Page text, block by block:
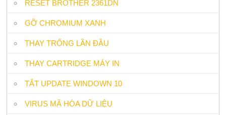
RESET BROTHER 2361DN
GỠ CHROMIUM XANH
THAY TRỐNG LẦN ĐẦU
THAY CARTRIDGE MÁY IN
TẮT UPDATE WINDOWN 10
VIRUS MÃ HÓA DỮ LIỆU